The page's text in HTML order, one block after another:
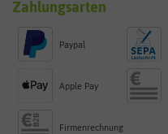
Zahlungsarten
Paypal
Apple Pay
Firmenrechnung